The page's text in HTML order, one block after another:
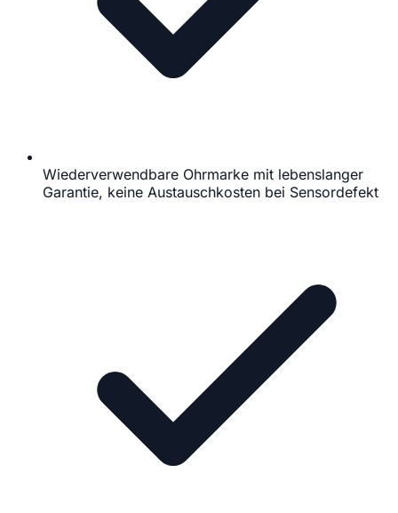
Wiederverwendbare Ohrmarke mit lebenslanger
Garantie, keine Austauschkosten bei Sensordefekt